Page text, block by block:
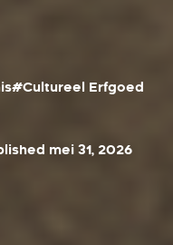
#Cultureel Erfgoed
mei 31, 2026